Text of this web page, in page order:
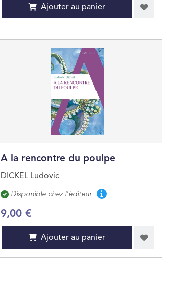
Ajouter au panier
A la rencontre du poulpe
DICKEL Ludovic
Disponibilité
Disponible chez l'éditeur
9,00 €
Ajouter au panier